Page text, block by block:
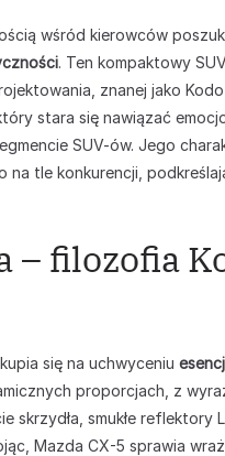
wśród kierowców
. Ten kompaktowy
znanej jako
stara się nawiązać
SUV-ów. Jego
na tle konkurencji,
– filozofia
się na uchwyceniu
proporcjach, z
skrzydła, smukłe reflektory
Mazda CX-5 sprawia